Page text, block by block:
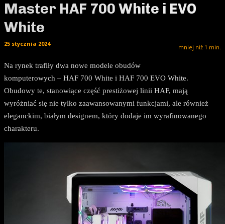
Master HAF 700 White i EVO
White
mniej niż 1 min.
25 stycznia 2024
Na rynek trafiły dwa nowe modele obudów
komputerowych – HAF 700 White i HAF 700 EVO White.
Obudowy te, stanowiące część prestiżowej linii HAF, mają
wyróżniać się nie tylko zaawansowanymi funkcjami, ale również
eleganckim, białym designem, który dodaje im wyrafinowanego
charakteru.